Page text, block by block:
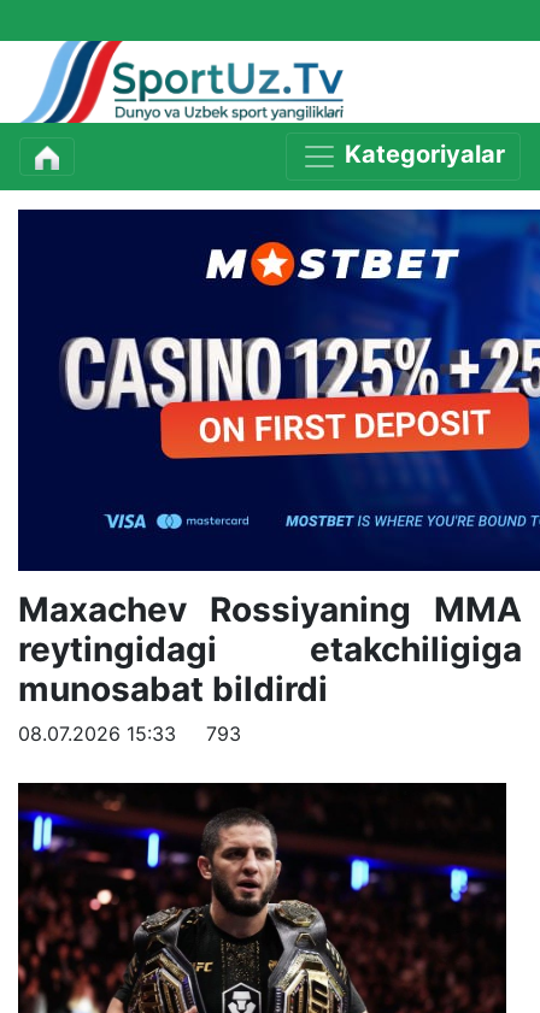
Kategoriyalar
Maxachev Rossiyaning MMA
reytingidagi etakchiligiga
munosabat bildirdi
08.07.2026 15:33 793